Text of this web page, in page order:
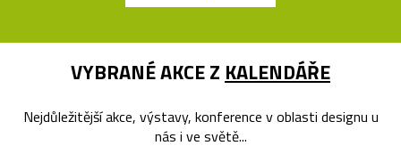
VYBRANÉ AKCE Z KALENDÁŘE
Nejdůležitější akce, výstavy, konference v oblasti designu u
nás i ve světě...